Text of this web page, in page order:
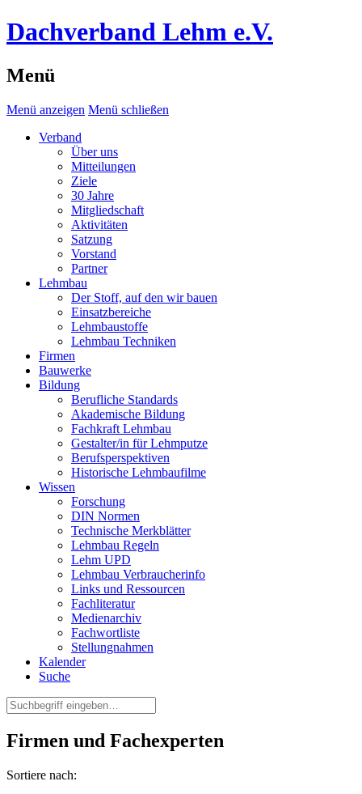
Dachverband Lehm e.V.
Menü
Menü anzeigen Menü schließen
Verband
Über uns
Mitteilungen
Ziele
30 Jahre
Mitgliedschaft
Aktivitäten
Satzung
Vorstand
Partner
Lehmbau
Der Stoff, auf den wir bauen
Einsatzbereiche
Lehmbaustoffe
Lehmbau Techniken
Firmen
Bauwerke
Bildung
Berufliche Standards
Akademische Bildung
Fachkraft Lehmbau
Gestalter/in für Lehmputze
Berufsperspektiven
Historische Lehmbaufilme
Wissen
Forschung
DIN Normen
Technische Merkblätter
Lehmbau Regeln
Lehm UPD
Lehmbau Verbraucherinfo
Links und Ressourcen
Fachliteratur
Medienarchiv
Fachwortliste
Stellungnahmen
Kalender
Suche
Firmen und Fachexperten
Sortiere nach: